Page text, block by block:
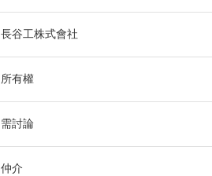
長谷工株式會社
所有權
需討論
仲介